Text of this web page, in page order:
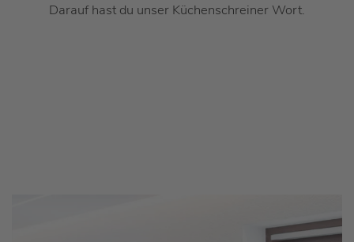
Darauf hast du unser Küchenschreiner Wort.